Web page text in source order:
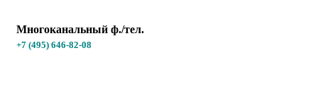
Многоканальный ф./тел.
+7 (495) 646-82-08